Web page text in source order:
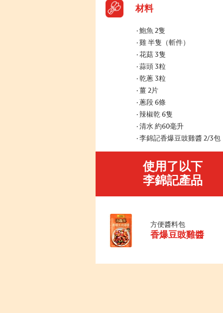
材料
鮑魚 2隻
雞 半隻（斬件）
花菇 3隻
蒜頭 3粒
乾蔥 3粒
薑 2片
蔥段 6條
辣椒乾 6隻
清水 約60毫升
李錦記香爆豆豉雞醬 2/3包
使用了以下
李錦記產品
方便醬料包
香爆豆豉雞醬